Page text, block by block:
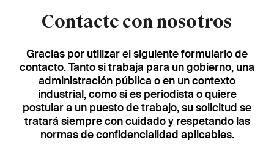
Contacte con nosotros
Gracias por utilizar el siguiente formulario de
contacto. Tanto si trabaja para un gobierno, una
administración pública o en un contexto
industrial, como si es periodista o quiere
postular a un puesto de trabajo, su solicitud se
tratará siempre con cuidado y respetando las
normas de confidencialidad aplicables.